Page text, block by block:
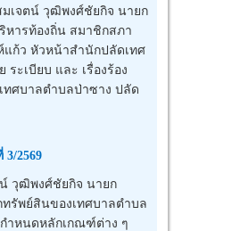
เจตน์ วุฒิพงศ์ชัยกิจ นายก
หารท้องถิ่น สมาชิกสภา
แก้ว หัวหน้าสำนักปลัดเทศ
ะเบียบ และ เรื่องร้อง
ทศบาลตำบลป่าซาง ปลัด
2569
วุฒิพงศ์ชัยกิจ นายก
รัพย์สินของเทศบาลตำบล
กำหนดหลักเกณฑ์ต่าง ๆ